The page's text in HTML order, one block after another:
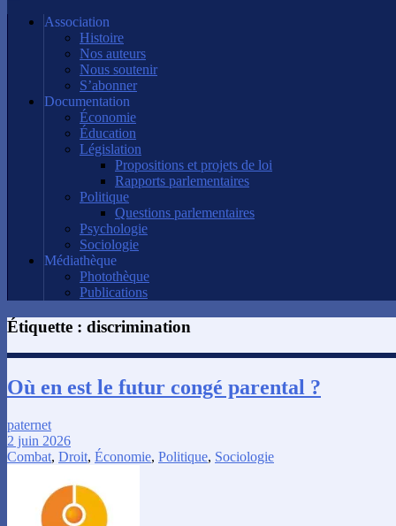
Association
Histoire
Nos auteurs
Nous soutenir
S’abonner
Documentation
Économie
Éducation
Législation
Propositions et projets de loi
Rapports parlementaires
Politique
Questions parlementaires
Psychologie
Sociologie
Médiathèque
Photothèque
Publications
Étiquette : discrimination
Où en est le futur congé parental ?
paternet
2 juin 2026
Combat, Droit, Économie, Politique, Sociologie